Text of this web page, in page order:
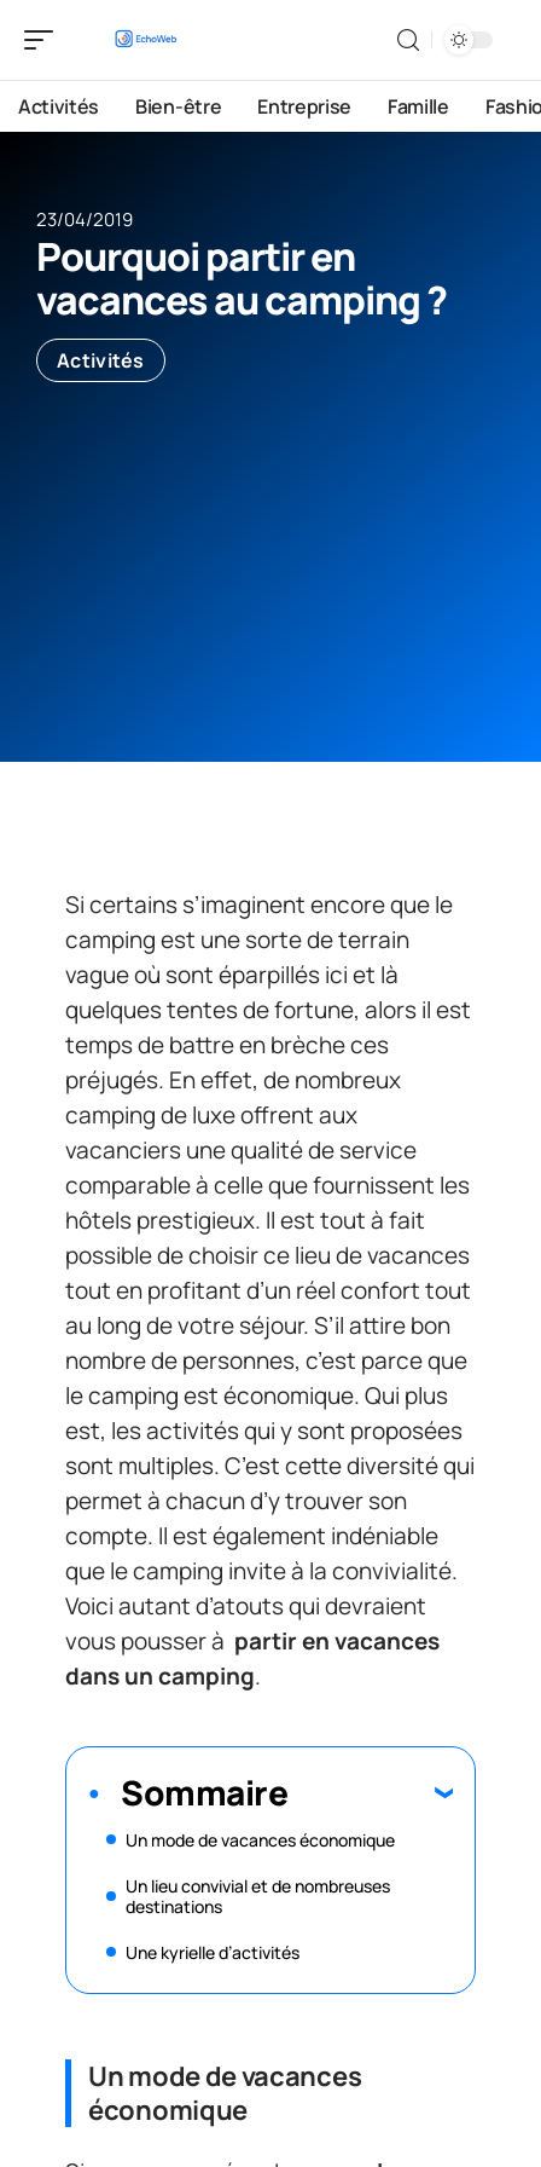
Activités Bien-être Entreprise Famille
23/04/2019
Pourquoi partir en
vacances au camping ?
Activités
Si certains s’imaginent encore que le
camping est une sorte de terrain
vague où sont éparpillés ici et là
quelques tentes de fortune, alors il est
temps de battre en brèche ces
préjugés. En effet, de nombreux
camping de luxe offrent aux
vacanciers une qualité de service
comparable à celle que fournissent les
hôtels prestigieux. Il est tout à fait
possible de choisir ce lieu de vacances
tout en profitant d’un réel confort tout
au long de votre séjour. S’il attire bon
nombre de personnes, c’est parce que
le camping est économique. Qui plus
est, les activités qui y sont proposées
sont multiples. C’est cette diversité qui
permet à chacun d’y trouver son
compte. Il est également indéniable
que le camping invite à la convivialité.
Voici autant d’atouts qui devraient
vous pousser à partir en vacances
dans un camping.
Sommaire
Un mode de vacances économique
Un lieu convivial et de nombreuses
destinations
Une kyrielle d’activités
Un mode de vacances
économique